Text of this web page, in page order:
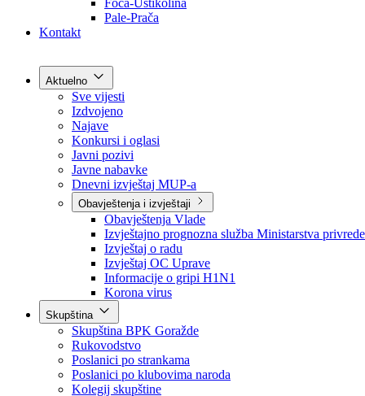
Općine
Kontakt
Aktuelno
Sve vijesti
Izdvojeno
Najave
Konkursi i oglasi
Javni pozivi
Javne nabavke
Dnevni izvještaj MUP-a
Obavještenja i izvještaji
Obavještenja Vlade
Izvještajno prognozna služba Ministarstva privrede
Izvještaj o radu
Izvještaj OC Uprave
Informacije o gripi H1N1
Korona virus
Skupština
Skupština BPK Goražde
Rukovodstvo